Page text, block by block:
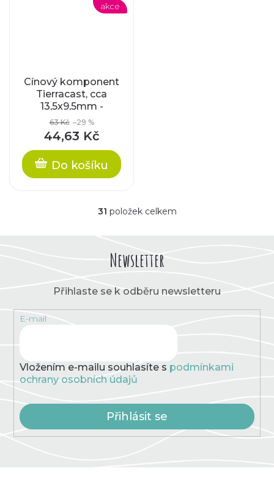
akce
Cínový komponent
Tierracast, cca
13,5x9,5mm -
Buddha
63 Kč –29 %
44,63 Kč
Do košíku
O
d
c
í
p
v
ý
i
s
31 položek celkem
Newsletter
Přihlaste se k odběru newsletteru
E-mail
Vložením e-mailu souhlasíte s podmínkami
ochrany osobních údajů
Přihlásit se